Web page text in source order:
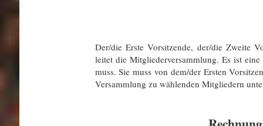
Der/die Erste Vorsitzende, der/die Zweite
leitet die Mitgliederversammlung. Es ist
muss. Sie muss von dem/der Ersten
Versammlung zu wählenden Mitgliedern